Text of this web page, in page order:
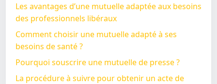
Les avantages d’une mutuelle adaptée aux besoins
des professionnels libéraux
Comment choisir une mutuelle adapté à ses
besoins de santé ?
Pourquoi souscrire une mutuelle de presse ?
La procédure à suivre pour obtenir un acte de